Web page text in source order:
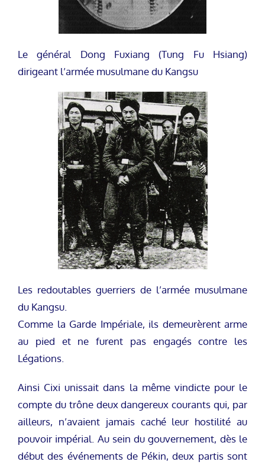
Le général Dong Fuxiang (Tung Fu Hsiang)
dirigeant l’armée musulmane du Kangsu
Les redoutables guerriers de l’armée musulmane
du Kangsu.
Comme la Garde Impériale, ils demeurèrent arme
au pied et ne furent pas engagés contre les
Légations.
Ainsi Cixi unissait dans la même vindicte pour le
compte du trône deux dangereux courants qui, par
ailleurs, n’avaient jamais caché leur hostilité au
pouvoir impérial. Au sein du gouvernement, dès le
début des événements de Pékin, deux partis sont